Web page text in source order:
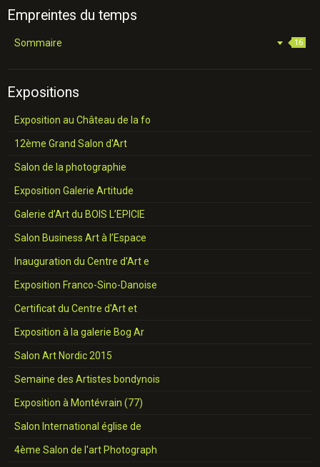
Empreintes du temps
Sommaire 16
Expositions
Exposition au Château de la fo
12ème Grand Salon d'Art
Salon de la photographie
Exposition Galerie Artitude
Galerie d’Art du BOIS L’EPICIE
Salon Business Art à l’Espace
Inauguration du Centre d'Art e
Exposition Franco-Sino-Danoise
Certificat du Centre d'Art et
Exposition à la galerie Bog Ar
Salon Art Nordic 2015
Semaine des Artistes bondynois
Exposition à Montévrain (77)
Salon International église de
4ème Salon de l'art Photograph